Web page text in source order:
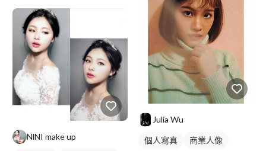
NlNI make up
Julia Wu
個人寫真 商業人像